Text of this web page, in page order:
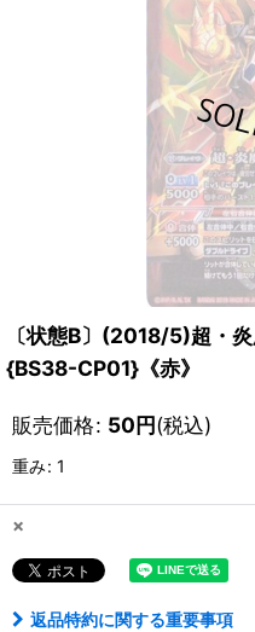
〔状態B〕(2018/5)超・
{BS38-CP01}《赤》
販売価格: 50円(税込)
重み: 1
×
返品特約に関する重要事項